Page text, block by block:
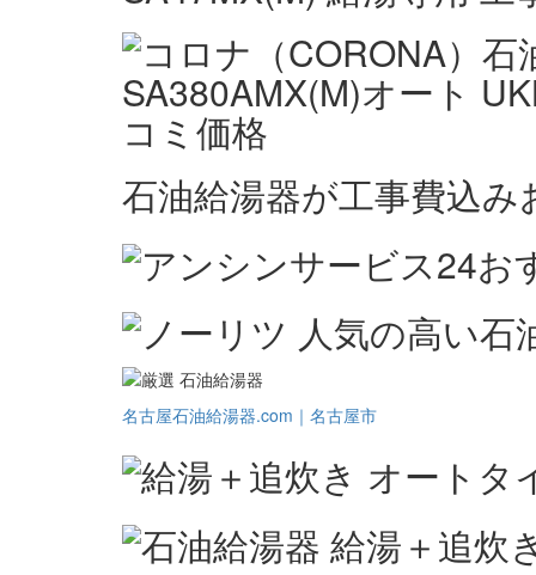
石油給湯器が工事費込み
名古屋石油給湯器.com｜名古屋市